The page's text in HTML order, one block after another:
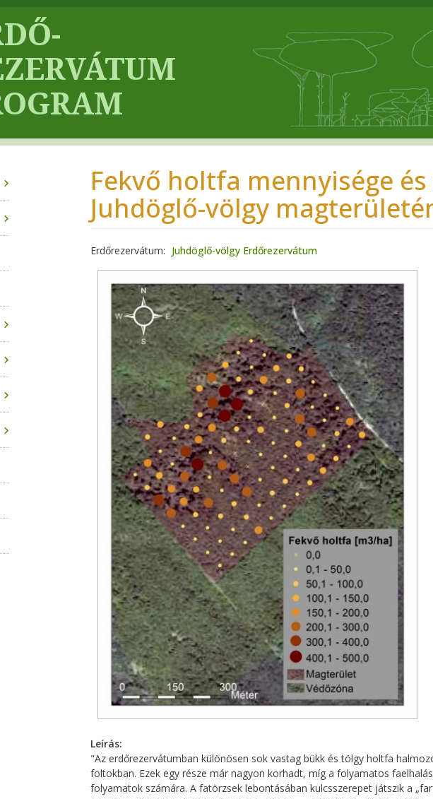
Fekvő holtfa mennyisége
Juhdöglő-völgy
Erdőrezervátum Juhdöglő-völgy Erdőrezervátum
Leírás
"Az erdőrezervátumban különösen sok vastag bükk és tölgy holtfa
foltokban. Ezek egy része már nagyon korhadt, míg a folyamatos
folyamatok számára. A fatörzsek lebontásában kulcsszerepet játszik a